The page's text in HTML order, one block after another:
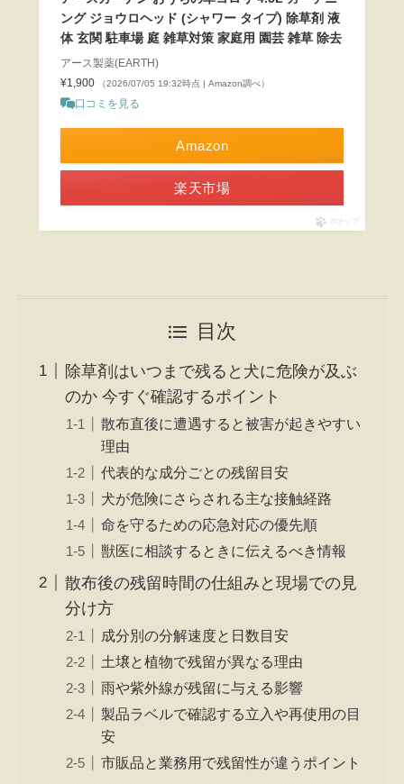
ング ジョウロヘッド (シャワー タイプ) 除草剤 液
体 玄関 駐車場 庭 雑草対策 家庭用 園芸 雑草 除去
アース製薬(EARTH)
¥1,900
（2026/07/05 19:32時点 | Amazon調べ）
口コミを見る
Amazon
楽天市場
ポチップ
目次
除草剤はいつまで残ると犬に危険が及ぶ
のか 今すぐ確認するポイント
散布直後に遭遇すると被害が起きやすい
理由
代表的な成分ごとの残留目安
犬が危険にさらされる主な接触経路
命を守るための応急対応の優先順
獣医に相談するときに伝えるべき情報
散布後の残留時間の仕組みと現場での見
分け方
成分別の分解速度と日数目安
土壌と植物で残留が異なる理由
雨や紫外線が残留に与える影響
製品ラベルで確認する立入や再使用の目
安
市販品と業務用で残留性が違うポイント